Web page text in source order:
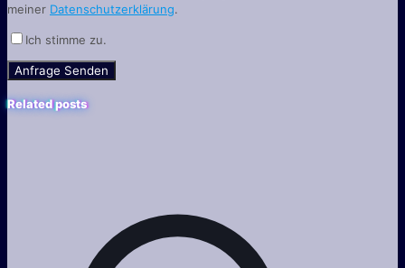
meiner Datenschutzerklärung.
Ich stimme zu.
Bitte lasse dieses Feld leer.
Related posts